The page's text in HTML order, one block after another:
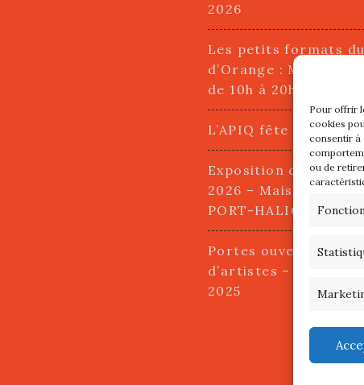
Pour offrir
cookies
consentir à
ou de
2026
Les petits formats
d’Orange : Mercredi
de 10h à 20h
L’APIQ fête ses 10
Exposition du 20
2026 – Maison du
PORT-HALIGUEN –
Portes ouvertes des
d’artistes – 13 et 14
2025